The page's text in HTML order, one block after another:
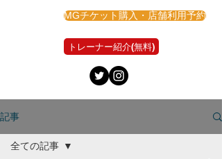
MGチケット購入・店舗利用予約
トレーナー紹介(無料)
記事
全ての記事